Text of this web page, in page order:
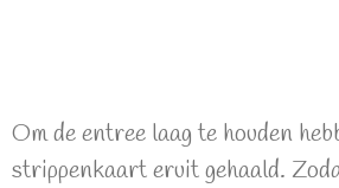
Om de entree laag te houden
strippenkaart eruit gehaald.